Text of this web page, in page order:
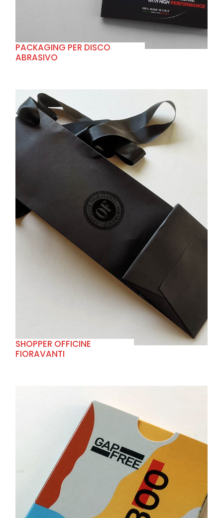
PACKAGING PER DISCO
ABRASIVO
SHOPPER OFFICINE
FIORAVANTI